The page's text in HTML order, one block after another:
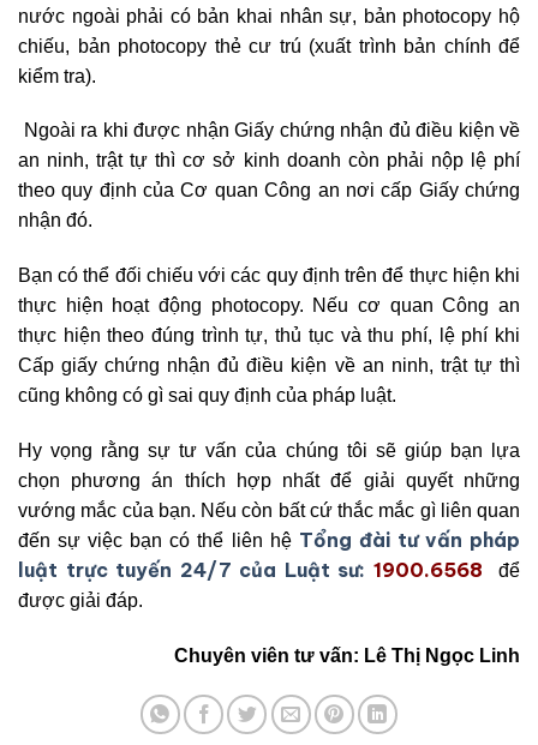
nước ngoài phải có bản khai nhân sự, bản photocopy hộ
chiếu, bản photocopy thẻ cư trú (xuất trình bản chính để
kiểm tra).
Ngoài ra khi được nhận Giấy chứng nhận đủ điều kiện về
an ninh, trật tự thì cơ sở kinh doanh còn phải nộp lệ phí
theo quy định của Cơ quan Công an nơi cấp Giấy chứng
nhận đó.
Bạn có thể đối chiếu với các quy định trên để thực hiện khi
thực hiện hoạt động photocopy. Nếu cơ quan Công an
thực hiện theo đúng trình tự, thủ tục và thu phí, lệ phí khi
Cấp giấy chứng nhận đủ điều kiện về an ninh, trật tự thì
cũng không có gì sai quy định của pháp luật.
Hy vọng rằng sự tư vấn của chúng tôi sẽ giúp bạn lựa
chọn phương án thích hợp nhất để giải quyết những
vướng mắc của bạn. Nếu còn bất cứ thắc mắc gì liên quan
đến sự việc bạn có thể liên hệ Tổng đài tư vấn pháp
luật trực tuyến 24/7 của Luật sư: 1900.6568
để
được giải đáp.
Chuyên viên tư vấn: Lê Thị Ngọc Linh